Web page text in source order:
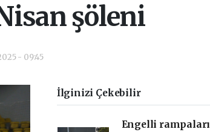
şöleni
- 09:45
İlginizi Çekebilir
Engelli rampaları